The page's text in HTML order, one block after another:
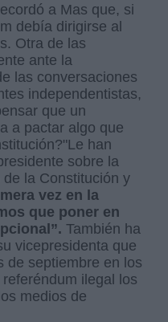
a Mas que, si
debía dirigirse al
Otra de las
ante la
las conversaciones
independentistas,
que un
a pactar algo que
han
sobre la
la Constitución y
vez en la
que poner en
También ha
vicepresidenta que
de septiembre en los
ilegal los
medios de